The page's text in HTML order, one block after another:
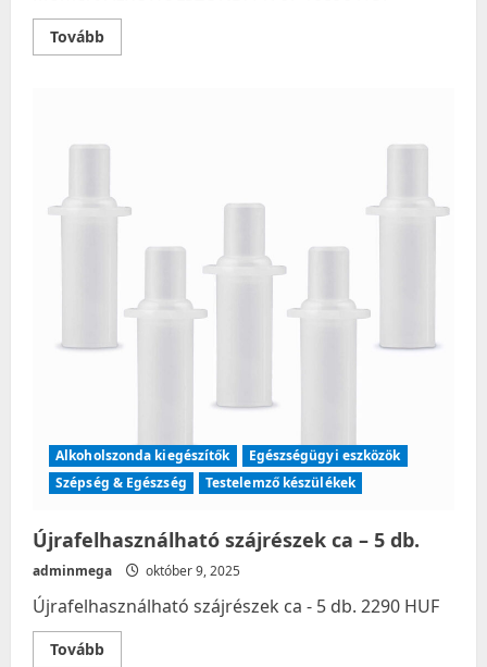
TovábbRead
more
Alkoholszonda kiegészítők
Egészségügyi eszközök
Szépség & Egészség
Testelemző készülékek
Újrafelhasználható szájrészek ca – 5 db.
adminmega október 9, 2025
Újrafelhasználható szájrészek ca - 5 db. 2290 HUF
TovábbRead